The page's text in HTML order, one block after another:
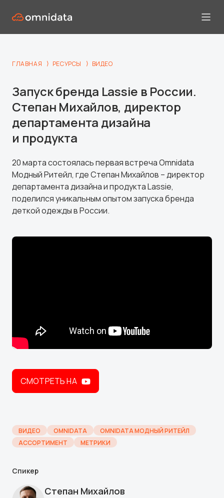
ГЛАВНАЯ ⟩ РЕСУРСЫ ⟩ ВИДЕО
Запуск бренда Lassie в России.
Степан Михайлов, директор
департамента дизайна
и продукта
20 марта состоялась первая встреча Omnidata
Модный Ритейл, где Степан Михайлов – директор
департамента дизайна и продукта Lassie,
поделился уникальным опытом запуска бренда
деткой одежды в России.
СМОТРЕТЬ НА
ВИДЕО OMNIDATA
OMNIDATA МОДНЫЙ РИТЕЙЛ
АССОРТИМЕНТ
МЕТРИКИ
Спикер
Степан Михайлов